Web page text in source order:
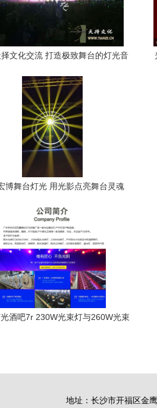
文化交流 打造极致舞台的灯光音
博舞台灯光 用光影点亮舞台灵魂
酒吧7r 230W光束灯与260W光束
地址：长沙市开福区金